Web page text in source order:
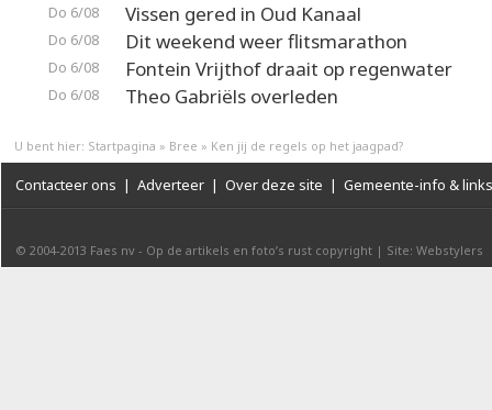
Do 6/08 Vissen gered in Oud Kanaal
Do 6/08 Dit weekend weer flitsmarathon
Do 6/08 Fontein Vrijthof draait op regenwater
Do 6/08 Theo Gabriëls overleden
U bent hier: Startpagina » Bree » Ken jij de regels op het jaagpad?
Contacteer ons | Adverteer | Over deze site | Gemeente-info & links
© 2004-2013 Faes nv - Op de artikels en foto’s rust copyright | Site: Webstylers